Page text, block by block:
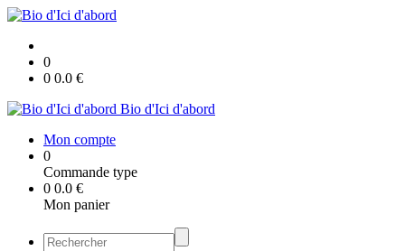
0
0 0.0 €
Bio d'Ici d'abord
Mon compte
0
Commande type
0 0.0 €
Mon panier